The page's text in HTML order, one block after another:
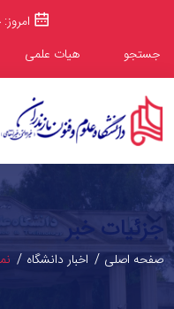
امروز:
جستجو
هیات علمی
جزئیات خبر
صفحه اصلی اخبار دانشگاه